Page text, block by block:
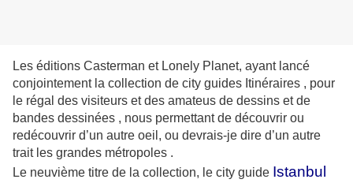
Les éditions Casterman et Lonely Planet, ayant lancé
conjointement la collection de city guides Itinéraires , pour
le régal des visiteurs et des amateus de dessins et de
bandes dessinées , nous permettant de découvrir ou
redécouvrir d’un autre oeil, ou devrais-je dire d’un autre
trait les grandes métropoles .
Le neuvième titre de la collection, le city guide Istanbul